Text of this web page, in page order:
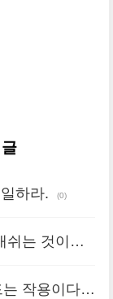
하라. (0)
는 것이다.
작용이다